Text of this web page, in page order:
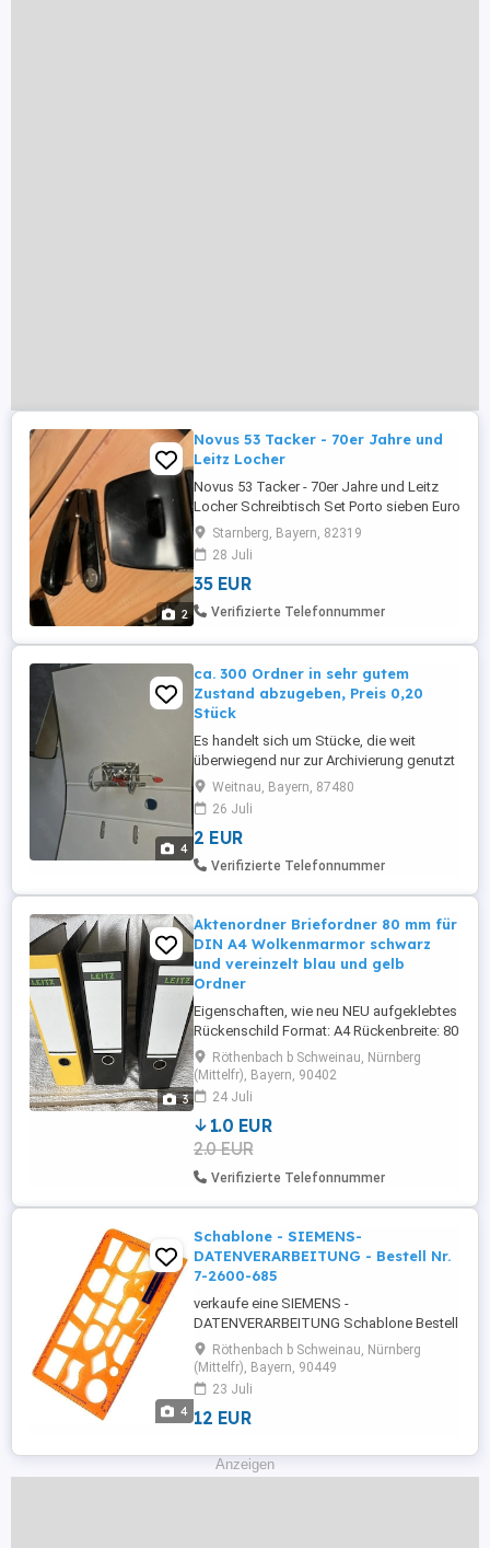
2
Novus 53 Tacker - 70er Jahre und
Leitz Locher
Novus 53 Tacker - 70er Jahre und Leitz
Locher Schreibtisch Set Porto sieben Euro
Privatverkauf, keine Garantie oder
Rücknahme mehr
Starnberg, Bayern, 82319
28 Juli
35 EUR
Verifizierte Telefonnummer
4
ca. 300 Ordner in sehr gutem
Zustand abzugeben, Preis 0,20
Stück
Es handelt sich um Stücke, die weit
überwiegend nur zur Archivierung genutzt
wurden und sich daher in einem sehr
guten Zustand befinden. Eine Abnahme
geringer Menge ist möglich. Der Preis
bezieht sich auf die Mindestabnahme von
10 Stück! Versand aufgrund des
Weitnau, Bayern, 87480
26 Juli
2 EUR
Verifizierte Telefonnummer
3
Aktenordner Briefordner 80 mm für
DIN A4 Wolkenmarmor schwarz
und vereinzelt blau und gelb
Ordner
Eigenschaften, wie neu NEU aufgeklebtes
Rückenschild Format: A4 Rückenbreite: 80
mm Einband: Wolkenmarmor schwarz,
einzelne in Gelb und Blau vorrätig
Ausführung: mit Kantenschutz, Griffloch
45 Euro
Röthenbach b Schweinau, Nürnberg
(Mittelfr), Bayern, 90402
24 Juli
1.0 EUR
2.0 EUR
Verifizierte Telefonnummer
4
Schablone - SIEMENS-
DATENVERARBEITUNG - Bestell Nr.
7-2600-685
verkaufe eine SIEMENS -
DATENVERARBEITUNG Schablone Bestell
Nr. 7-2600-685 der Zustand ist wie auf den
Bildern zu sehen - gut - sehr gut -
Selbstabholung nach Terminabsprache -
/ Hermes Euro 4,80.- Privatverkauf, der
Garantie, ...
Röthenbach b Schweinau, Nürnberg
(Mittelfr), Bayern, 90449
23 Juli
12 EUR
Anzeigen